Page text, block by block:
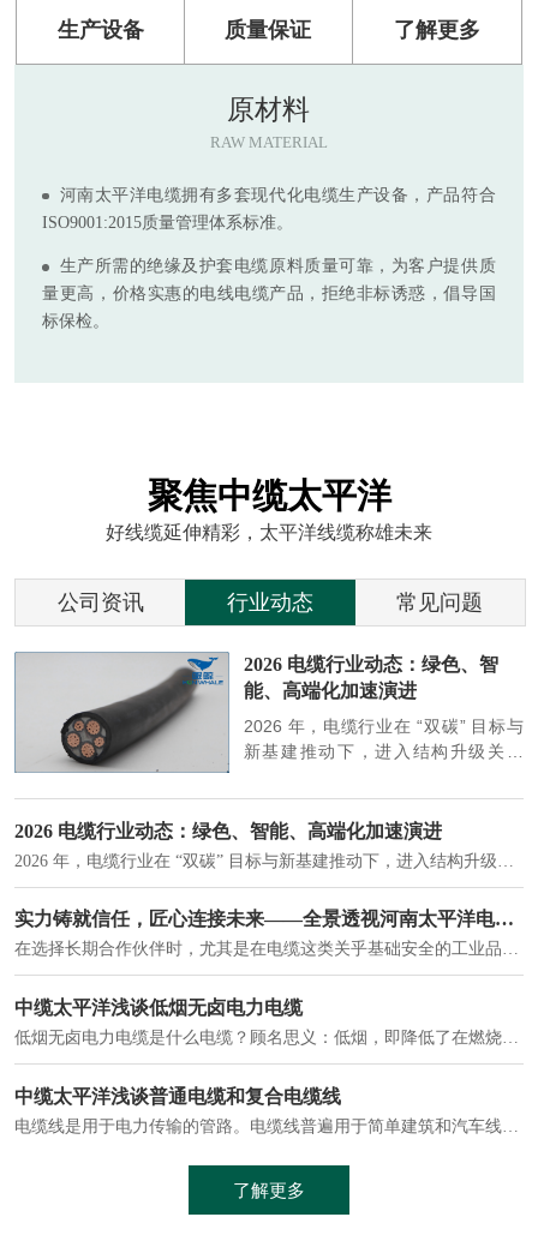
生产设备 质量保证 了解更多
原材料
RAW MATERIAL
河南太平洋电缆拥有多套现代化电缆生产设备，产品符合
ISO9001:2015质量管理体系标准。
生产所需的绝缘及护套电缆原料质量可靠，为客户提供质
量更高，价格实惠的电线电缆产品，拒绝非标诱惑，倡导国
标保检。
聚焦中缆太平洋
好线缆延伸精彩，太平洋线缆称雄未来
公司资讯 行业动态 常见问题
2026 电缆行业动态：绿色、智
能、高端化加速演进
2026 年，电缆行业在 “双碳” 目标与
新基建推动下，进入结构升级关键
大清晰趋势，市场格局持续优化。
2026 电缆行业动态：绿色、智能、高端化加速演进
实力铸就信任，匠心连接未来——全景透视河南太平洋电缆厂
在选择长期合作伙伴时，尤其是在电缆这类关乎基础安全的工业品上，供应商的“内在实力”远比一纸报价单更重要。今天，我们邀请您“云参观”河南太平洋电缆厂，透过每一个细节，看我们如何将“可靠”二字，铸入每一米电缆。
中缆太平洋浅谈低烟无卤电力电缆
低烟无卤电力电缆是什么电缆？顾名思义：低烟，即降低了在燃烧时有害物体的产生；卤素对于人体来说是一种有毒气体，无卤就是没有毒气体的释放，通常是针对电缆遇火灾时而言的。低烟无卤电力电缆又可以称之为环保电缆，低烟无卤电缆大多数用于医院和对环境卫生要求比较严格的地方。
中缆太平洋浅谈普通电缆和复合电缆线
电缆线是用于电力传输的管路。电缆线普遍用于简单建筑和汽车线材，作为能源输送缆线，电缆线的复杂结构勿庸置疑。根据目标功能，电缆线具有以下一些特点：建筑用和车用线材要求轻质、大批量生产、价格低廉、具有相当的电学和力学性能和长时间的耐老化性能；工业用线材必须具有符合客户要求的性能；
了解更多